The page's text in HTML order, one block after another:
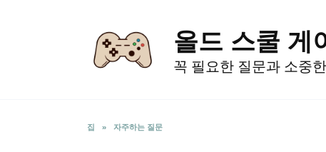
올드 스쿨 게
꼭 필요한 질문과 소중
집 » 자주하는 질문